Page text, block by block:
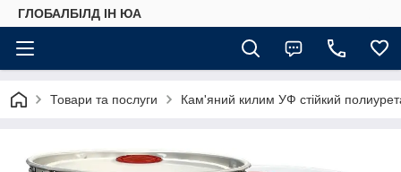
ГЛОБАЛБІЛД ІН ЮА
Товари та послуги Кам'яний килим УФ стійкий